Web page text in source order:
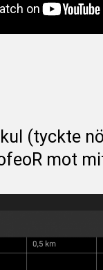
kul (tyckte
mot